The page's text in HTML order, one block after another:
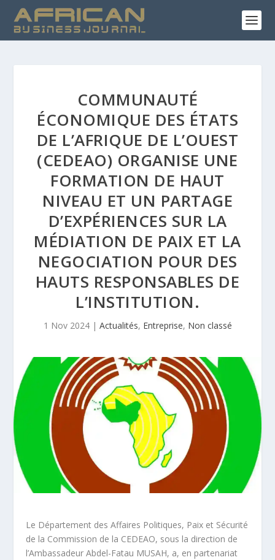
COMMUNAUTÉ
ÉCONOMIQUE DES ÉTATS
DE L’AFRIQUE DE L’OUEST
(CEDEAO) ORGANISE UNE
FORMATION DE HAUT
NIVEAU ET UN PARTAGE
D’EXPÉRIENCES SUR LA
MÉDIATION DE PAIX ET LA
NEGOCIATION POUR DES
HAUTS RESPONSABLES DE
L’INSTITUTION.
1 Nov 2024| Actualités, Entreprise, Non classé
Le Département des Affaires Politiques, Paix et Sécurité
de la Commission de la CEDEAO, sous la direction de
l’Ambassadeur Abdel-Fatau MUSAH, a, en partenariat